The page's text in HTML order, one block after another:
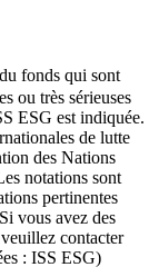
fonds qui sont
ou très sérieuses
ESG est indiquée.
de lutte
des Nations
notations sont
pertinentes
vous avez des
contacter
: ISS ESG)